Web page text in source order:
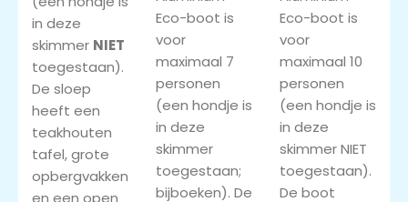
in deze
skimmer NIET
toegestaan).
De sloep
heeft een
teakhouten
tafel, grote
opbergvakken
Eco-boot is
voor
maximaal 7
personen
(een hondje is
in deze
skimmer
toegestaan;
bijboeken). De
Eco-boot is
voor
maximaal 10
personen
(een hondje is
in deze
skimmer NIET
toegestaan).
De boot